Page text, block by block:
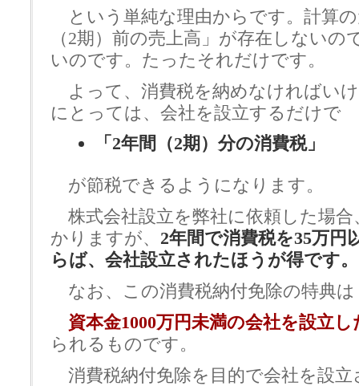
という単純な理由からです。計算
（2期）前の売上高」が存在しないの
いのです。たったそれだけです。
よって、消費税を納めなければい
にとっては、会社を設立するだけで
「2年間（2期）分の消費税」
が節税できるようになります。
株式会社設立を弊社に依頼した場合
かりますが、 2年間で消費税を35万円
らば、会社設立されたほうが得です。
なお、この消費税納付免除の特典は
資本金1000万円未満の会社を設立し
られるものです。
消費税納付免除を目的で会社を設立